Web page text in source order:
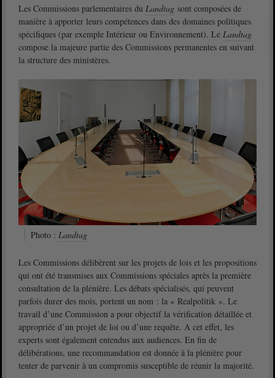
Les Commissions parlementaires du Landtag sont composées de
manière à apporter leurs compétences dans des domaines politiques
spécifiques (par exemple Intérieur ou Environnement). Le Landtag
compose la majeure partie des Commissions permanentes en suivant
la structure des ministères.
Photo : Landtag
Les Commissions délibèrent sur les projets de lois et les propositions
qui ont été transmises aux Commissions spéciales après la première
consultation de la plénière. Les débats spécialisés, qui peuvent
parfois durer des mois, portent un nom : la « Realpolitik ». Le
travail d’une Commission a pour objectif la vérification détaillée et
appropriée d’un projet de loi ou d’une requête. A cet effet, les
experts sont également entendus aux audiences. En fin de
délibérations, une recommandation est donnée à la plénière pour
tenter de parvenir à un compromis susceptible de réunir la majorité.